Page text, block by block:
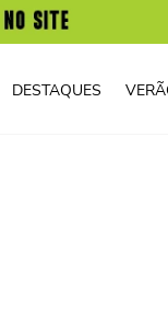
DESTAQUES